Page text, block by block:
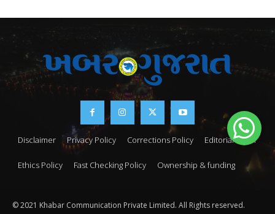
Disclaimer Privacy Policy Corrections Policy Editorial Team
Ethics Policy Fast Checking Policy Ownership & funding
© 2021 Khabar Communication Private Limited. All Rights reserved.